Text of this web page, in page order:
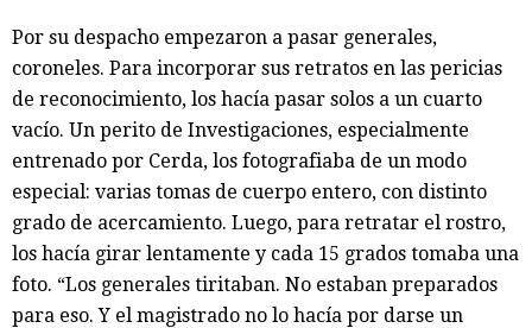
Por su despacho empezaron a pasar generales,
coroneles. Para incorporar sus retratos en las pericias
de reconocimiento, los hacía pasar solos a un cuarto
vacío. Un perito de Investigaciones, especialmente
entrenado por Cerda, los fotografiaba de un modo
especial: varias tomas de cuerpo entero, con distinto
grado de acercamiento. Luego, para retratar el rostro,
los hacía girar lentamente y cada 15 grados tomaba una
foto. “Los generales tiritaban. No estaban preparados
para eso. Y el magistrado no lo hacía por darse un